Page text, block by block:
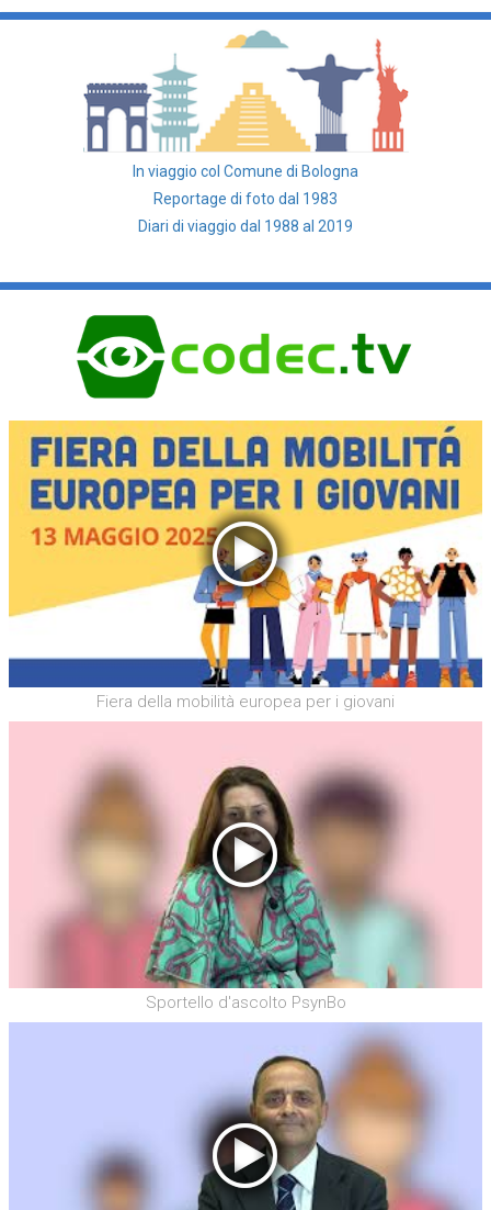
In viaggio col Comune di Bologna
Reportage di foto dal 1983
Diari di viaggio dal 1988 al 2019
Fiera della mobilità europea per i giovani
Sportello d'ascolto PsynBo